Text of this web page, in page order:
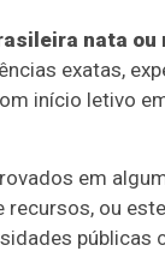
nata
exatas,
início letivo
em
ou